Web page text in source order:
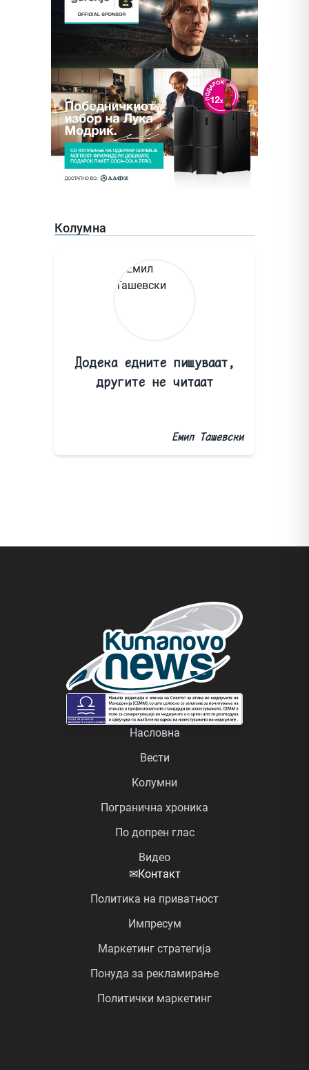
Колумна
Додека едните пишуваат,
другите не читаат
Емил Ташевски
Насловна
Вести
Колумни
Погранична хроника
По допрен глас
Видео
✉Контакт
Политика на приватност
Импресум
Маркетинг стратегија
Понуда за рекламирање
Политички маркетинг